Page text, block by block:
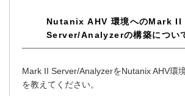
Nutanix AHV 環境へのMark II
Server/Analyzerの構築につい
Mark II Server/AnalyzerをNutanix AHV環
を教えてください。